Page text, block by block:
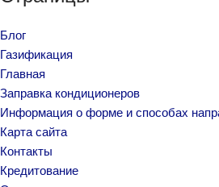
Блог
Газификация
Главная
Заправка кондиционеров
Информация о форме и способах
Карта сайта
Контакты
Кредитование